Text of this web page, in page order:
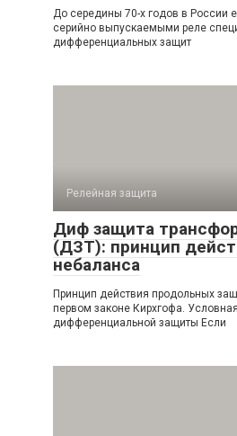
До середины 70-х годов в России
серийно выпускаемыми реле
дифференциальных защит
Релейная защита
Диф защита
(ДЗТ): принцип
небаланса
Принцип действия продольных
первом законе Кирхгофа.
дифференциальной защиты Если